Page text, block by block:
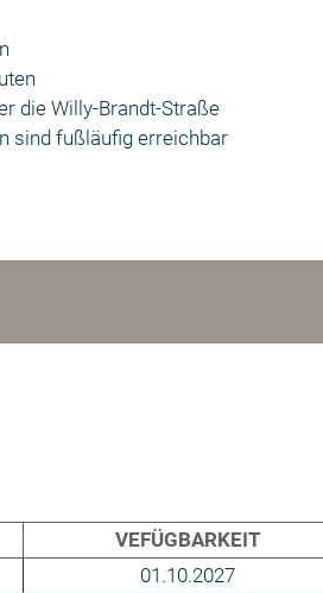
die Willy-Brandt-Straße
sind fußläufig erreichbar
VEFÜGBARKEIT
01.10.2027